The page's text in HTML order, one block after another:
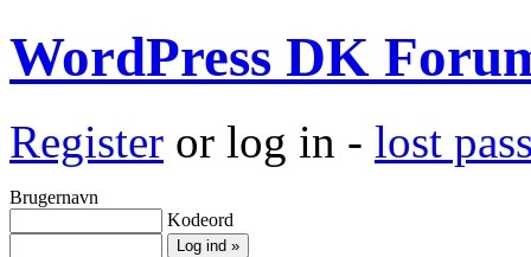
WordPress DK
Register or log in - lost
Brugernavn
Kodeord